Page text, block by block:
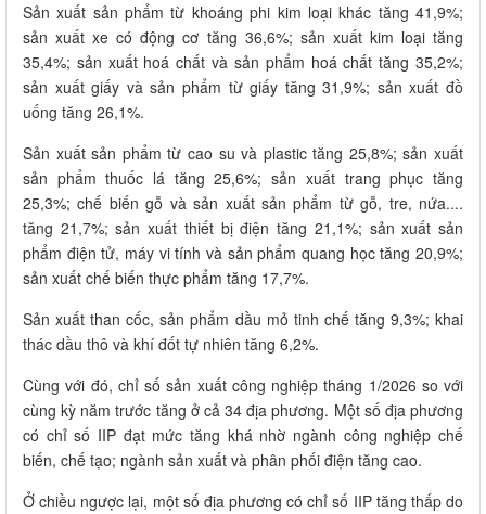
Sản xuất sản phẩm từ khoáng phi kim loại khác tăng 41,9%;
sản xuất xe có động cơ tăng 36,6%; sản xuất kim loại tăng
35,4%; sản xuất hoá chất và sản phẩm hoá chất tăng 35,2%;
sản xuất giấy và sản phẩm từ giấy tăng 31,9%; sản xuất đồ
uống tăng 26,1%.
Sản xuất sản phẩm từ cao su và plastic tăng 25,8%; sản xuất
sản phẩm thuốc lá tăng 25,6%; sản xuất trang phục tăng
25,3%; chế biến gỗ và sản xuất sản phẩm từ gỗ, tre, nứa....
tăng 21,7%; sản xuất thiết bị điện tăng 21,1%; sản xuất sản
phẩm điện tử, máy vi tính và sản phẩm quang học tăng 20,9%;
sản xuất chế biến thực phẩm tăng 17,7%.
Sản xuất than cốc, sản phẩm dầu mỏ tinh chế tăng 9,3%; khai
thác dầu thô và khí đốt tự nhiên tăng 6,2%.
Cùng với đó, chỉ số sản xuất công nghiệp tháng 1/2026 so với
cùng kỳ năm trước tăng ở cả 34 địa phương. Một số địa phương
có chỉ số IIP đạt mức tăng khá nhờ ngành công nghiệp chế
biến, chế tạo; ngành sản xuất và phân phối điện tăng cao.
Ở chiều ngược lại, một số địa phương có chỉ số IIP tăng thấp do